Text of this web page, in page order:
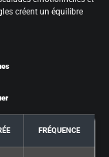
créent un équilibre
FRÉQUENCE